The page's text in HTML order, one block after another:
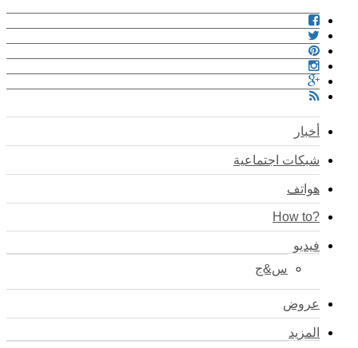
أخبار
شبكات اجتماعية
هواتف
?How to
فيديو
س&ج
عروض
المزيد